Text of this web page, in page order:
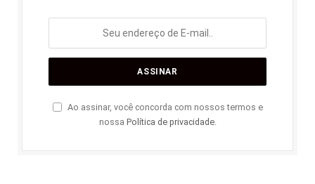
Ao assinar, você concorda com nossos termos e
nossa Política de privacidade.